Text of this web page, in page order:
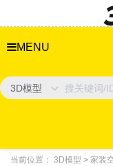
MENU
3D模型
当前位置： 3D模型 > 家装